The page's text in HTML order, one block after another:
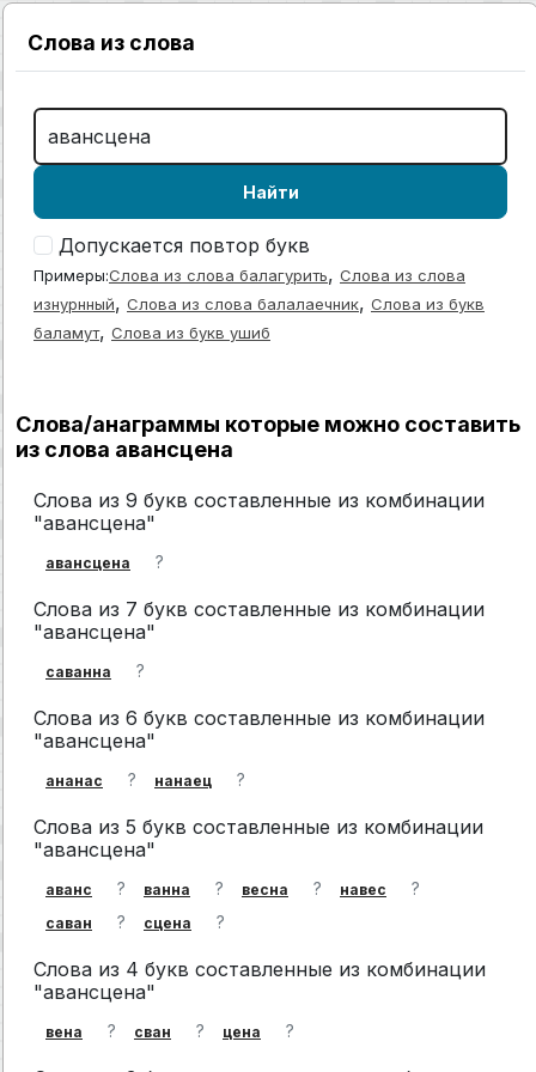
Слова из слова
Найти
Допускается повтор букв
Примеры:Слова из слова балагурить, Слова из слова
изнурнный, Слова из слова балалаечник, Слова из букв
баламут, Слова из букв ушиб
Слова/анаграммы которые можно составить
из слова авансцена
Слова из 9 букв составленные из комбинации
"авансцена"
авансцена ?
Слова из 7 букв составленные из комбинации
"авансцена"
саванна ?
Слова из 6 букв составленные из комбинации
"авансцена"
ананас ? нанаец ?
Слова из 5 букв составленные из комбинации
"авансцена"
аванс ? ванна ? весна ? навес ?
саван ? сцена ?
Слова из 4 букв составленные из комбинации
"авансцена"
вена ? сван ? цена ?